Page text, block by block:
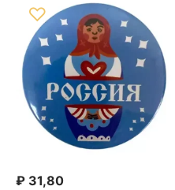
₽ 31,80
♡